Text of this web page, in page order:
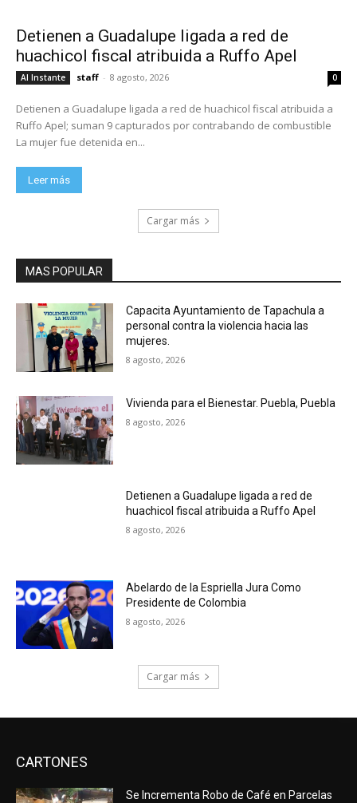
Detienen a Guadalupe ligada a red de
huachicol fiscal atribuida a Ruffo Apel
Al Instante staff - 8 agosto, 2026 0
Detienen a Guadalupe ligada a red de huachicol fiscal atribuida a
Ruffo Apel; suman 9 capturados por contrabando de combustible
La mujer fue detenida en...
Leer más
Cargar más
MAS POPULAR
Capacita Ayuntamiento de Tapachula a
personal contra la violencia hacia las
mujeres.
8 agosto, 2026
Vivienda para el Bienestar. Puebla, Puebla
8 agosto, 2026
Detienen a Guadalupe ligada a red de
huachicol fiscal atribuida a Ruffo Apel
8 agosto, 2026
Abelardo de la Espriella Jura Como
Presidente de Colombia
8 agosto, 2026
Cargar más
CARTONES
Se Incrementa Robo de Café en Parcelas